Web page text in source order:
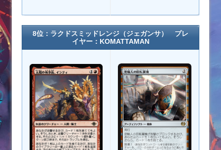
8位：ラクドスミッドレンジ（ジェガンサ） プレ
イヤー：KOMATTAMAN